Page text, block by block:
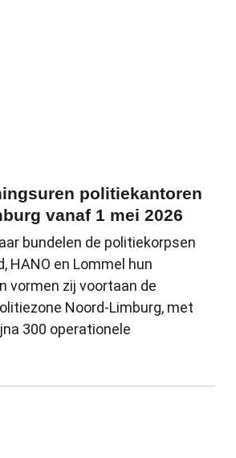
politiekantoren
vanaf 1 mei 2026
bundelen de politiekorpsen
HANO en Lommel hun
vormen zij voortaan de
Noord-Limburg, met
300 operationele